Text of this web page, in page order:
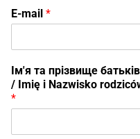
E-mail *
Ім'я та прізвище
/ Imię i Nazwisko
*